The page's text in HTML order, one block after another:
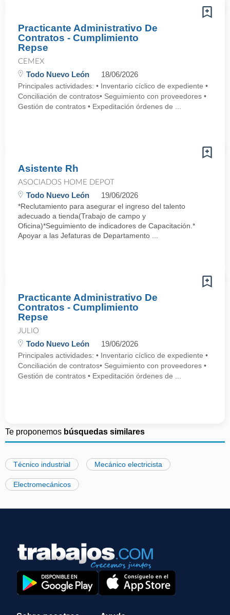
Practicante Administrativo De
Contratos - Cumplimiento
Repse
CEMEX
Todo Nuevo León 18/06/2026
Principales actividades: • Inventario cíclico de expediente •
Conciliación de contratos• Seguimiento con proveedores •
Gestión de contratos • Expeditación órdenes de ...
Asistente Rh
ASOCIADOS HOME DEPOT
Todo Nuevo León 19/06/2026
*Reclutamiento para asegurar el ingreso del talento
adecuado a tienda(Trabajo de campo y
Oficina)*Seguimiento de indicadores de Capacitación.*
Apoyar a las Jefaturas de Departamento ...
Practicante Administrativo De
Contratos - Cumplimiento
Repse
JULIO
Todo Nuevo León 19/06/2026
Principales actividades: • Inventario cíclico de expediente •
Conciliación de contratos• Seguimiento con proveedores •
Gestión de contratos • Expeditación órdenes de ...
Te proponemos búsquedas similares
Técnico industrial Mecánico electricista
Electromecánicos